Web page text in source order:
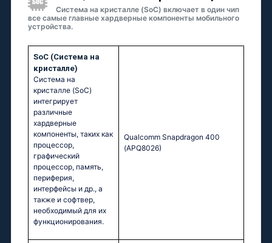
Система на кристалле (SoC) включает в один чип
все самые главные хардверные компоненты мобильного
устройства.
SoC (Система на
кристалле)
Система на
кристалле (SoC)
интегрирует
различные
хардверные
компоненты, таких как
процессор,
графический
процессор, память,
периферия,
интерфейсы и др., а
также и софтвер,
необходимый для их
функционирования.
Quаlсоmm Snарdrаgоn 400
(АРQ8026)